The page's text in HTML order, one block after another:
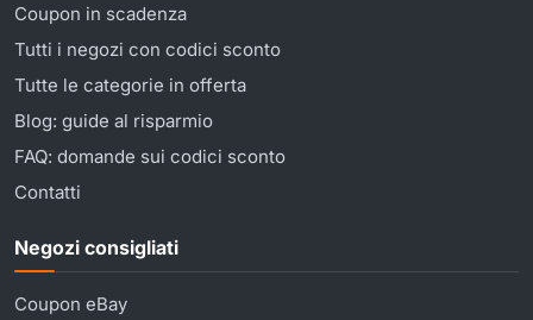
Coupon in scadenza
Tutti i negozi con codici sconto
Tutte le categorie in offerta
Blog: guide al risparmio
FAQ: domande sui codici sconto
Contatti
Negozi consigliati
Coupon eBay